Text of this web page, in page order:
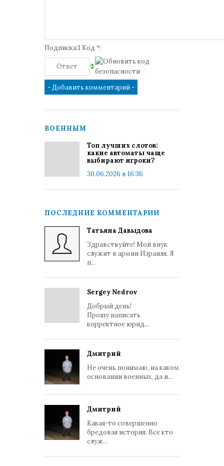
Подписка:1 Код *:
ВОЕННЫМ
Топ лучших слотов:
какие автоматы чаще
выбирают игроки?
30.06.2026 в 16:36
ПОСЛЕДНИЕ КОММЕНТАРИИ
Татьяна Давыдова
Здравствуйте! Мой внук
служит в армии Израиля. Я
п...
Sergey Nedrov
Добрый день!
Прошу написать
корректное юрид...
Дмитрий
Не очень понимаю, на каком
основании военных, да и...
Дмитрий
Какая-то совершенно
бредовая история. Все кто
служ...